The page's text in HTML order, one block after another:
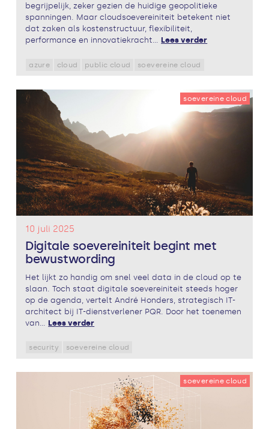
begrijpelijk, zeker gezien de huidige geopolitieke
spanningen. Maar cloudsoevereiniteit betekent niet
dat zaken als kostenstructuur, flexibiliteit,
performance en innovatiekracht... Lees verder
azure cloud public cloud soevereine cloud
soevereine cloud
10 juli 2025
Digitale soevereiniteit begint met
bewustwording
Het lijkt zo handig om snel veel data in de cloud op te
slaan. Toch staat digitale soevereiniteit steeds hoger
op de agenda, vertelt André Honders, strategisch IT-
architect bij IT-dienstverlener PQR. Door het toenemen
van... Lees verder
security soevereine cloud
soevereine cloud